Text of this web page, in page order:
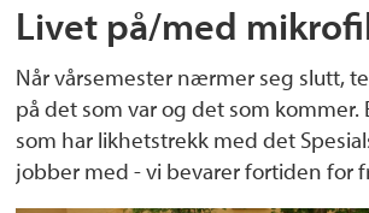
Livet på/med
Når vårsemester nærmer seg slutt,
på det som var og det som kommer.
som har likhetstrekk med det
jobber med - vi bevarer fortiden for